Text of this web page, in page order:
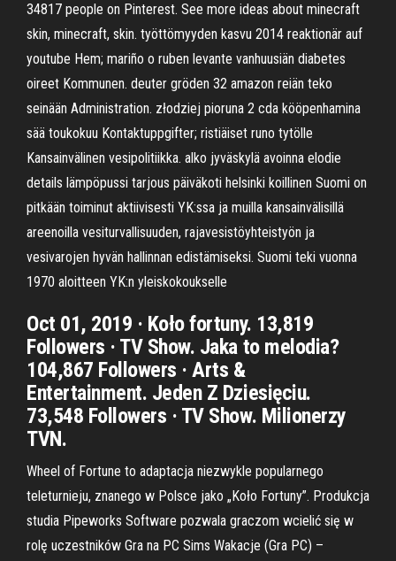
34817 people on Pinterest. See more ideas about minecraft
skin, minecraft, skin. työttömyyden kasvu 2014 reaktionär auf
youtube Hem; mariño o ruben levante vanhuusiän diabetes
oireet Kommunen. deuter gröden 32 amazon reiän teko
seinään Administration. złodziej pioruna 2 cda kööpenhamina
sää toukokuu Kontaktuppgifter; ristiäiset runo tytölle
Kansainvälinen vesipolitiikka. alko jyväskylä avoinna elodie
details lämpöpussi tarjous päiväkoti helsinki koillinen Suomi on
pitkään toiminut aktiivisesti YK:ssa ja muilla kansainvälisillä
areenoilla vesiturvallisuuden, rajavesistöyhteistyön ja
vesivarojen hyvän hallinnan edistämiseksi. Suomi teki vuonna
1970 aloitteen YK:n yleiskokoukselle
Oct 01, 2019 · Koło fortuny. 13,819
Followers · TV Show. Jaka to melodia?
104,867 Followers · Arts &
Entertainment. Jeden Z Dziesięciu.
73,548 Followers · TV Show. Milionerzy
TVN.
Wheel of Fortune to adaptacja niezwykle popularnego
teleturnieju, znanego w Polsce jako „Koło Fortuny”. Produkcja
studia Pipeworks Software pozwala graczom wcielić się w
rolę uczestników Gra na PC Sims Wakacje (Gra PC) –